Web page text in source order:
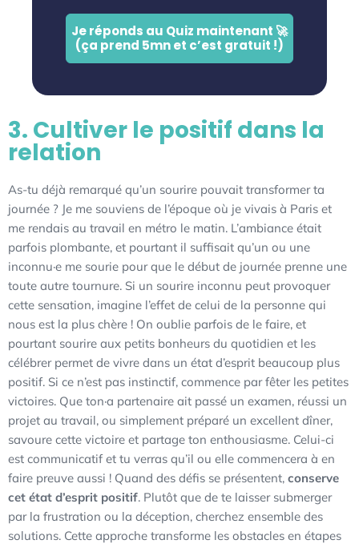
Je réponds au Quiz maintenant 🚀
(ça prend 5mn et c’est gratuit !)
3. Cultiver le positif dans la
relation
As-tu déjà remarqué qu’un sourire pouvait transformer ta
journée ? Je me souviens de l’époque où je vivais à Paris et
me rendais au travail en métro le matin. L’ambiance était
parfois plombante, et pourtant il suffisait qu’un ou une
inconnu·e me sourie pour que le début de journée prenne une
toute autre tournure. Si un sourire inconnu peut provoquer
cette sensation, imagine l’effet de celui de la personne qui
nous est la plus chère ! On oublie parfois de le faire, et
pourtant sourire aux petits bonheurs du quotidien et les
célébrer permet de vivre dans un état d’esprit beaucoup plus
positif. Si ce n’est pas instinctif, commence par fêter les petites
victoires. Que ton·a partenaire ait passé un examen, réussi un
projet au travail, ou simplement préparé un excellent dîner,
savoure cette victoire et partage ton enthousiasme. Celui-ci
est communicatif et tu verras qu’il ou elle commencera à en
faire preuve aussi ! Quand des défis se présentent, conserve
cet état d’esprit positif. Plutôt que de te laisser submerger
par la frustration ou la déception, cherchez ensemble des
solutions. Cette approche transforme les obstacles en étapes